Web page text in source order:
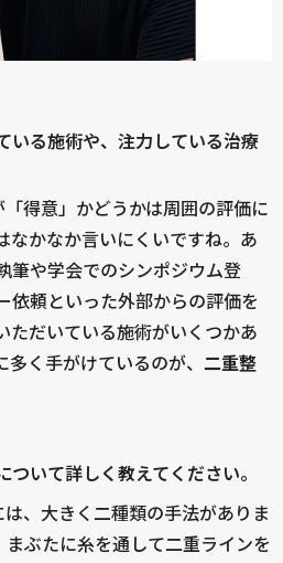
いる施術や、注力している治療
「得意」かどうかは周囲の評価に
なかなか言いにくいですね。あ
筆や学会でのシンポジウム登
依頼といった外部からの評価を
ただいている施術がいくつかあ
く手がけているのが、 二重整
ついて詳しく教えてください。
は、大きく二種類の手法がありま
まぶたに糸を通して二重ラインを